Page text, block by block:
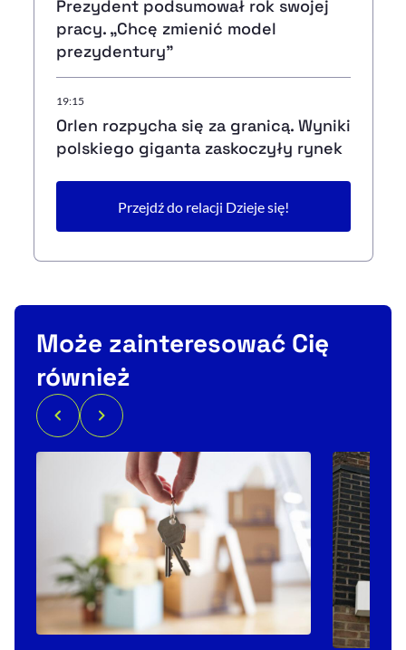
Prezydent podsumował rok swojej
pracy. „Chcę zmienić model
prezydentury"
19:15
Orlen rozpycha się za granicą. Wyniki
polskiego giganta zaskoczyły rynek
Przejdź do relacji Dzieje się!
Może zainteresować Cię
również